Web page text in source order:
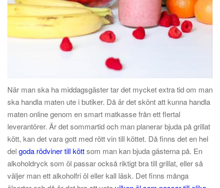
När man ska ha middagsgäster tar det mycket extra tid om man
ska handla maten ute i butiker. Då är det skönt att kunna handla
maten online genom en smart matkasse från ett flertal
leverantörer. Är det sommartid och man planerar bjuda på grillat
kött, kan det vara gott med rött vin till köttet. Då finns det en hel
delgoda rödviner till köttsom man kan bjuda gästerna på. En
alkoholdryck som öl passar också riktigt bra till grillat, eller så
väljer man ett alkoholfri öl eller kall läsk. Det finns många